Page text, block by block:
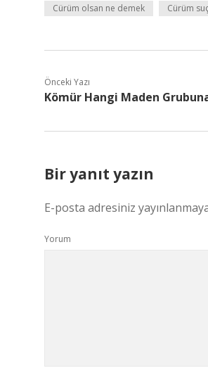
Cürüm olsan ne demek Cürüm
Önceki Yazı
Kömür Hangi Maden
Bir yanıt yazın
E-posta adresiniz
Yorum